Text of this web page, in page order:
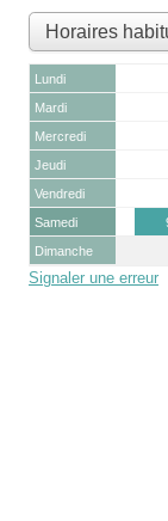
Lundi
Mardi
Mercredi
Jeudi
Vendredi
Samedi
Dimanche
Signaler une erreur